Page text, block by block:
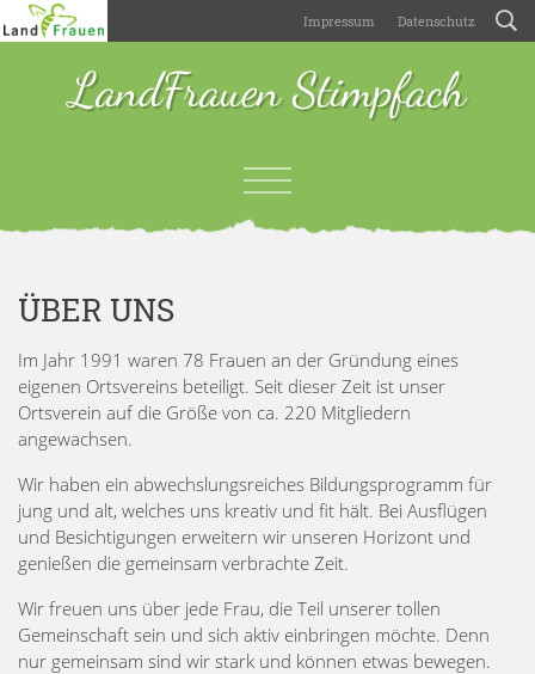
Impressum Datenschutz
LandFrauen Stimpfach
ÜBER UNS
Im Jahr 1991 waren 78 Frauen an der Gründung eines
eigenen Ortsvereins beteiligt. Seit dieser Zeit ist unser
Ortsverein auf die Größe von ca. 220 Mitgliedern
angewachsen.
Wir haben ein abwechslungsreiches Bildungsprogramm für
jung und alt, welches uns kreativ und fit hält. Bei Ausflügen
und Besichtigungen erweitern wir unseren Horizont und
genießen die gemeinsam verbrachte Zeit.
Wir freuen uns über jede Frau, die Teil unserer tollen
Gemeinschaft sein und sich aktiv einbringen möchte. Denn
nur gemeinsam sind wir stark und können etwas bewegen.